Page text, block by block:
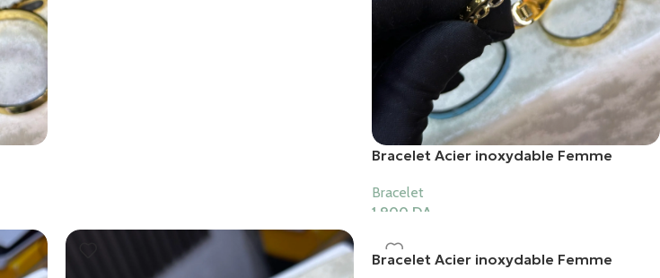
Bracelet Acier inoxydable Femme
Bracelet
1,900 DA
Bracelet Acier inoxydable Femme